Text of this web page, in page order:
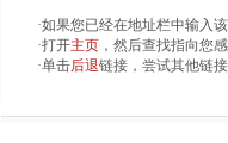
·如果您已经在地址栏中输入
·打开主页 ，然后查找指向您
·单击后退链接，尝试其他链